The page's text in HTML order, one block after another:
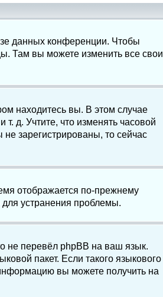
данных конференции. Чтобы
Там вы можете изменить все свои
находитесь вы. В этом случае
д. Учтите, что изменять часовой
не зарегистрированы, то сейчас
отображается по-прежнему
устранения проблемы.
не перевёл phpBB на ваш язык.
пакет. Если такого языкового
вы можете получить на